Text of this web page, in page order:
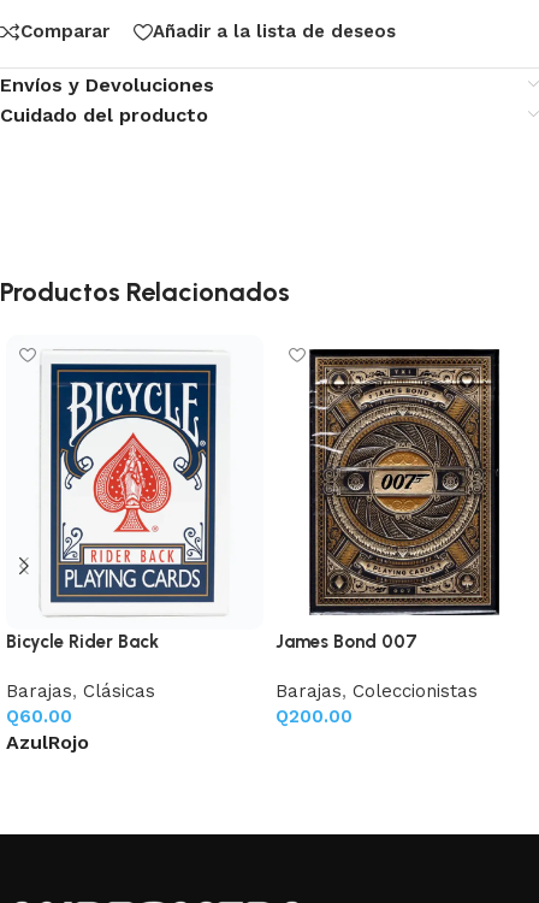
Comparar Añadir a la lista de deseos
Envíos y Devoluciones
Cuidado del producto
Productos Relacionados
Bicycle Rider Back
Barajas, Clásicas
Q60.00
AzulRojo
James Bond 007
Barajas, Coleccionistas
Q200.00